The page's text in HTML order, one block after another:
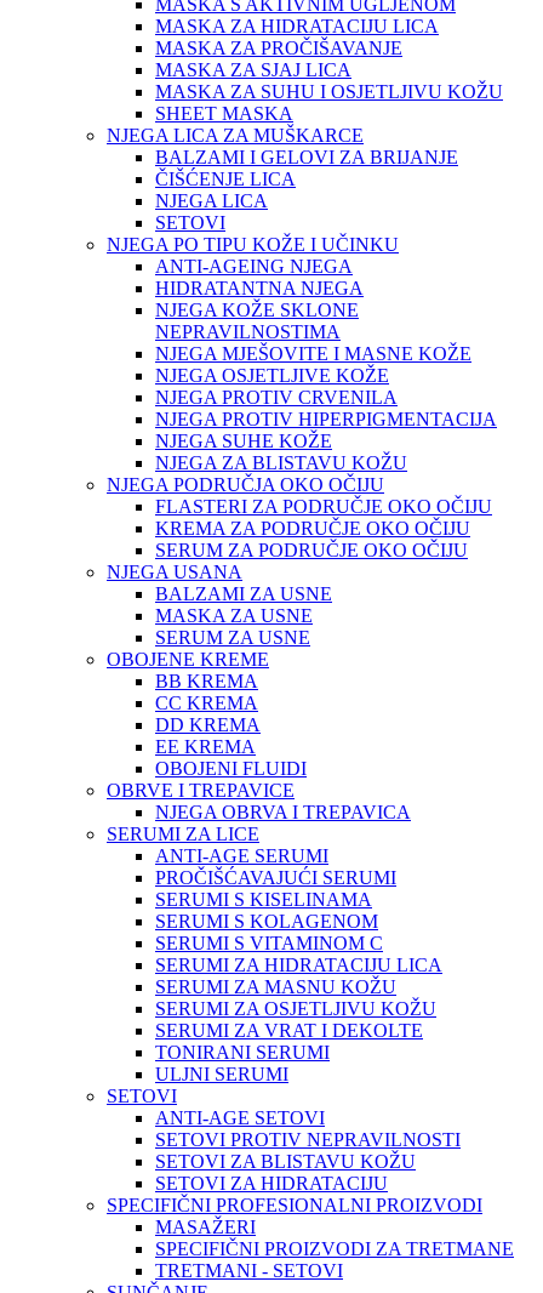
MASKA S AKTIVNIM UGLJENOM
MASKA ZA HIDRATACIJU LICA
MASKA ZA PROČIŠAVANJE
MASKA ZA SJAJ LICA
MASKA ZA SUHU I OSJETLJIVU KOŽU
SHEET MASKA
NJEGA LICA ZA MUŠKARCE
BALZAMI I GELOVI ZA BRIJANJE
ČIŠĆENJE LICA
NJEGA LICA
SETOVI
NJEGA PO TIPU KOŽE I UČINKU
ANTI-AGEING NJEGA
HIDRATANTNA NJEGA
NJEGA KOŽE SKLONE
NEPRAVILNOSTIMA
NJEGA MJEŠOVITE I MASNE KOŽE
NJEGA OSJETLJIVE KOŽE
NJEGA PROTIV CRVENILA
NJEGA PROTIV HIPERPIGMENTACIJA
NJEGA SUHE KOŽE
NJEGA ZA BLISTAVU KOŽU
NJEGA PODRUČJA OKO OČIJU
FLASTERI ZA PODRUČJE OKO OČIJU
KREMA ZA PODRUČJE OKO OČIJU
SERUM ZA PODRUČJE OKO OČIJU
NJEGA USANA
BALZAMI ZA USNE
MASKA ZA USNE
SERUM ZA USNE
OBOJENE KREME
BB KREMA
CC KREMA
DD KREMA
EE KREMA
OBOJENI FLUIDI
OBRVE I TREPAVICE
NJEGA OBRVA I TREPAVICA
SERUMI ZA LICE
ANTI-AGE SERUMI
PROČIŠĆAVAJUĆI SERUMI
SERUMI S KISELINAMA
SERUMI S KOLAGENOM
SERUMI S VITAMINOM C
SERUMI ZA HIDRATACIJU LICA
SERUMI ZA MASNU KOŽU
SERUMI ZA OSJETLJIVU KOŽU
SERUMI ZA VRAT I DEKOLTE
TONIRANI SERUMI
ULJNI SERUMI
SETOVI
ANTI-AGE SETOVI
SETOVI PROTIV NEPRAVILNOSTI
SETOVI ZA BLISTAVU KOŽU
SETOVI ZA HIDRATACIJU
SPECIFIČNI PROFESIONALNI PROIZVODI
MASAŽERI
SPECIFIČNI PROIZVODI ZA TRETMANE
TRETMANI - SETOVI